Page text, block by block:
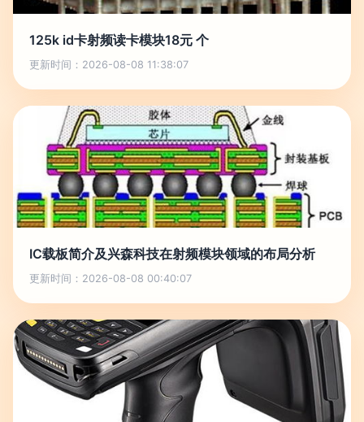
125k id卡射频读卡模块18元 个
更新时间：2026-08-08 11:38:07
IC载板简介及兴森科技在射频模块领域的布局分析
更新时间：2026-08-08 00:40:07